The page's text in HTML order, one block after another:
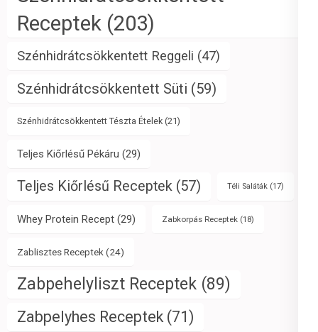
Receptek (203)
Szénhidrátcsökkentett Reggeli (47)
Szénhidrátcsökkentett Süti (59)
Szénhidrátcsökkentett Tészta Ételek (21)
Teljes Kiőrlésű Pékáru (29)
Teljes Kiőrlésű Receptek (57) Téli Saláták (17)
Whey Protein Recept (29) Zabkorpás Receptek (18)
Zablisztes Receptek (24)
Zabpehelyliszt Receptek (89)
Zabpelyhes Receptek (71)